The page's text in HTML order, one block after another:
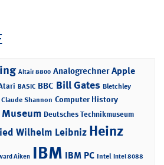
Altair 8800 Analogrechner Apple
BASIC BBC Bill Gates Bletchley
Claude Shannon Computer History
Deutsches Technikmuseum
Wilhelm Leibniz Heinz
Aiken IBM IBM PC Intel Intel 8088